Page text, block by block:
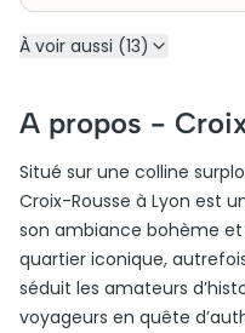
À voir aussi (13)
A propos -
Situé sur une colline
Croix-Rousse à Lyon est
son ambiance bohème et
quartier iconique,
séduit les amateurs
voyageurs en quête